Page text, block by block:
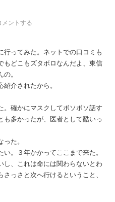
メントする
行ってみた。ネットでの口コミも
もどこもズタボロなんだよ、東信
。
介されたから。
。確かにマスクしてボソボソ話す
も多かったが、医者として酷いっ
た。
。３年かかってここまで来た。
し、これは命には関わらないとわ
っさと次へ行けるということ、